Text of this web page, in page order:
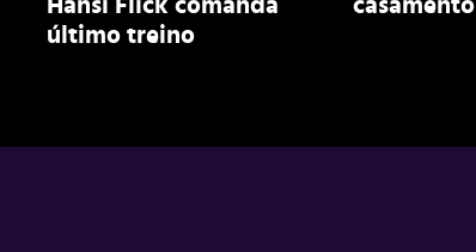
Hansi Flick comanda
último treino
casamento